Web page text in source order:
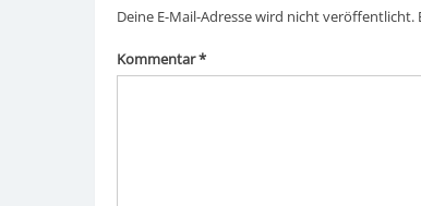
Deine E-Mail-Adresse wird nicht veröffentlicht.
Kommentar*